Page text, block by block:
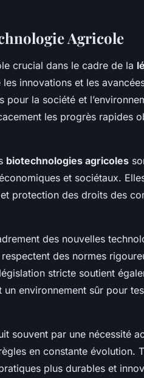
Agricole
crucial dans le cadre de la
innovations et les
la société et
les progrès rapides
biotechnologies agricoles
et sociétaux.
protection des droits des
des nouvelles
des normes
stricte soutient
un environnement sûr pour
souvent par une nécessité
en constante évolution.
plus durables et